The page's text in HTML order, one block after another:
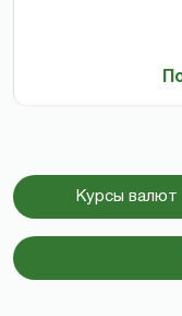
Курсы валют